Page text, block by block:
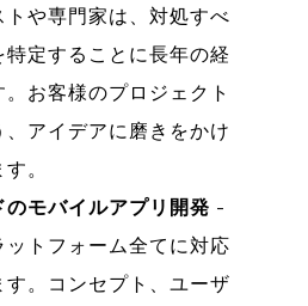
トや専門家は、対処すべ
定することに長年の経
お客様のプロジェクト
アイデアに磨きをかけ
。
モバイルアプリ開発 -
トフォーム全てに対応
す。コンセプト、ユーザ